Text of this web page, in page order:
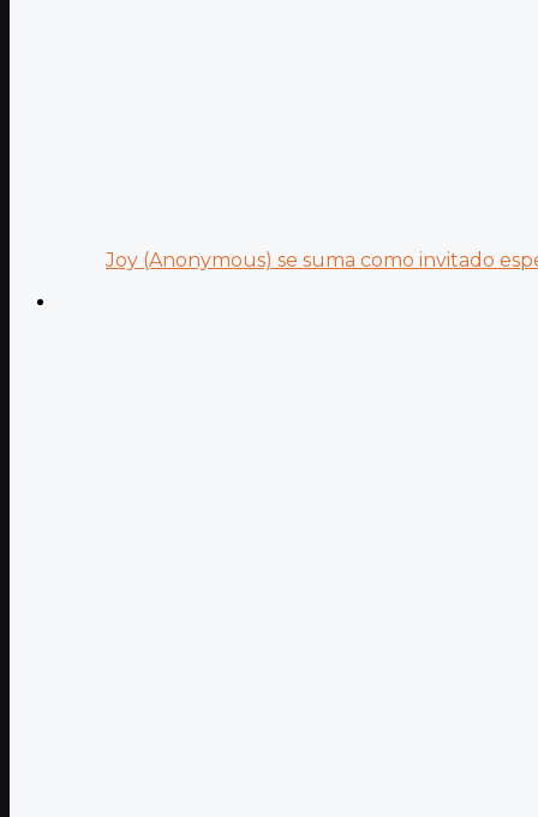
Joy (Anonymous) se suma como invitado